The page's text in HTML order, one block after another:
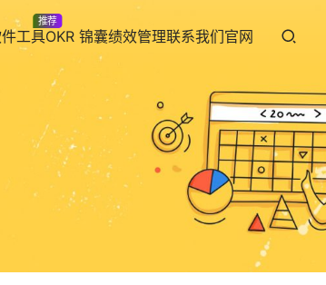
工具
推荐
OKR 锦囊绩效管理联系我们官网